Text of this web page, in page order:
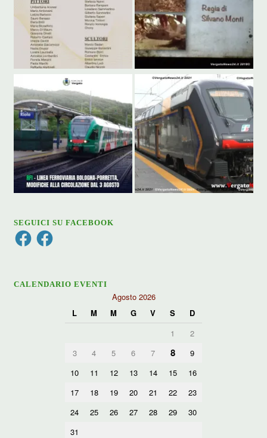
SEGUICI SU FACEBOOK
FacebookFacebook
CALENDARIO EVENTI
Agosto 2026
L
M M G V S
D
1
2
3
4 5 6 7 8
9
10
11 12 13 14 15
16
17
18 19 20 21 22
23
24
25 26 27 28 29
30
31